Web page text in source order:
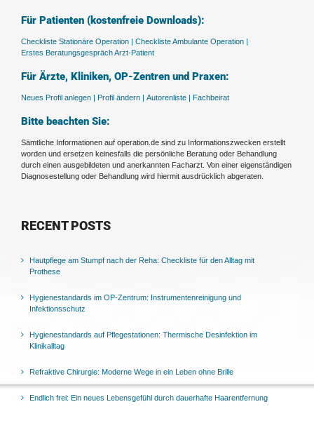
Für Patienten (kostenfreie Downloads):
Checkliste Stationäre Operation | Checkliste Ambulante Operation |
Erstes Beratungsgespräch Arzt-Patient
Für Ärzte, Kliniken, OP-Zentren und Praxen:
Neues Profil anlegen | Profil ändern | Autorenliste | Fachbeirat
Bitte beachten Sie:
Sämtliche Informationen auf operation.de sind zu Informationszwecken erstellt
worden und ersetzen keinesfalls die persönliche Beratung oder Behandlung
durch einen ausgebildeten und anerkannten Facharzt. Von einer eigenständigen
Diagnosestellung oder Behandlung wird hiermit ausdrücklich abgeraten.
RECENT POSTS
Hautpflege am Stumpf nach der Reha: Checkliste für den Alltag mit
Prothese
Hygienestandards im OP-Zentrum: Instrumentenreinigung und
Infektionsschutz
Hygienestandards auf Pflegestationen: Thermische Desinfektion im
Klinikalltag
Refraktive Chirurgie: Moderne Wege in ein Leben ohne Brille
Endlich frei: Ein neues Lebensgefühl durch dauerhafte Haarentfernung